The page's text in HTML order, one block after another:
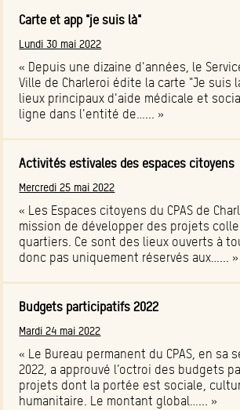
Carte et app "je suis là"
Lundi 30 mai 2022
« Depuis une dizaine d'années, le
Ville de Charleroi édite la carte "Je suis
lieux principaux d'aide médicale et
ligne dans l'entité de…... »
Activités estivales des espaces citoyens
Mercredi 25 mai 2022
« Les Espaces citoyens du CPAS de
mission de développer des projets
quartiers. Ce sont des lieux ouverts à
donc pas uniquement réservés aux…... »
Budgets participatifs 2022
Mardi 24 mai 2022
« Le Bureau permanent du CPAS, en sa
2022, a approuvé l’octroi des budgets
projets dont la portée est sociale,
humanitaire. Le montant global…... »